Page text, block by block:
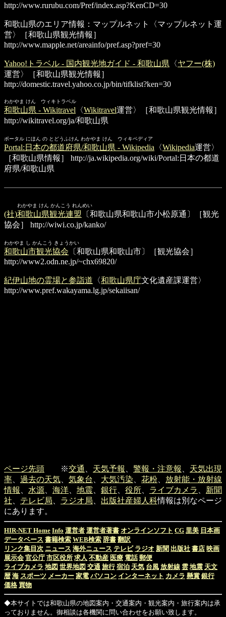
http://www.rurubu.com/Pref/index.asp?KenCD=30
和歌山県のエリア情報：マップルネット
〈マップルネット運
営〉［和歌山県観光情報］
http://www.mapple.net/areainfo/pref.asp?pref=30
Yahoo!トラベル - 国内観光地ガイド - 和歌山県 〈ヤフー(株)
運営〉［和歌山県観光情報］
http://domestic.travel.yahoo.co.jp/bin/tifklist?ken=30
わかやま けん ウィキトラベル
和歌山県 - Wikitravel 〈Wikitravel運営〉［和歌山県観光情報］
http://wikitravel.org/ja/和歌山県
ポータル にほん の とどうふけん わかやま けん ウィキペディア
Portal:日本の都道府県/和歌山県 - Wikipedia 〈Wikipedia運営〉
［和歌山県情報］
http://ja.wikipedia.org/wiki/Portal:日本の都道
府県/和歌山県
わかやま けん かんこう れんめい
(社)和歌山県観光連盟 〔和歌山県和歌山市小松原通〕［観光
協会］
http://wiwi.co.jp/kanko/
わかやま し かんこう きょうかい
和歌山市観光協会 〔和歌山県和歌山市〕［観光協会］
http://www2.odn.ne.jp/~chx69820/
紀伊山地の霊場と参詣道 〈和歌山県庁文化遺産課運営〉
http://www.pref.wakayama.lg.jp/sekaiisan/
ページ先頭 ※交通 天気予報 警報・注意報
天気出現
率
過去の天気 気象台 大気汚染 花粉
放射能・放射線
情報
水源 海洋 地震 銀行 役所 ライブカメラ
新聞
社
テレビ局 ラジオ局 出版社産婦人科情報は別なページ
にあります。
HIR-NET Home Info 運営者 運営者著書 オンラインソフト CG 里美 日本画
データベース 書籍検索 WEB検索 辞書 翻訳
リンク集目次 ニュース 海外ニュース テレビ ラジオ 新聞 出版社 書店 映画
展示会 官公庁 市区役所 求人 不動産 医療 電話 郵便
ライブカメラ 地図 世界地図 交通 旅行 宿泊 天気 台風 放射線 雲 地震 天文
暦 海 スポーツ メーカー 家電 パソコン インターネット カメラ 懸賞 銀行
価格 買物
◆本サイトでは和歌山県の地図案内・交通案内・観光案内・旅行案内は承
っておりません。御相談は各機関に問い合わせをお願い致します。